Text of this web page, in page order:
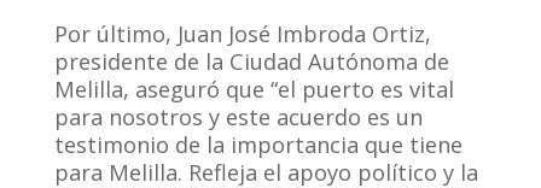
Por último, Juan José Imbroda Ortiz,
presidente de la Ciudad Autónoma de
Melilla, aseguró que “el puerto es vital
para nosotros y este acuerdo es un
testimonio de la importancia que tiene
para Melilla. Refleja el apoyo político y la